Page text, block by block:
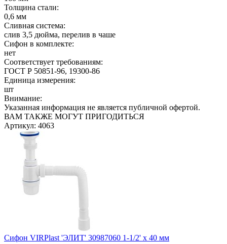
Толщина стали:
0,6 мм
Сливная система:
слив 3,5 дюйма, перелив в чаше
Сифон в комплекте:
нет
Соответствует требованиям:
ГОСТ Р 50851-96, 19300-86
Единица измерения:
шт
Внимание:
Указанная информация не является публичной офертой.
ВАМ ТАКЖЕ МОГУТ ПРИГОДИТЬСЯ
Артикул: 4063
Сифон VIRPlast 'ЭЛИТ' 30987060 1-1/2' х 40 мм